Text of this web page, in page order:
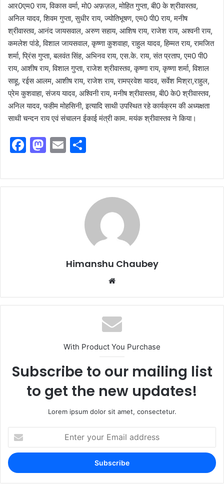
आर0एम0 राय, विकास वर्मा, मो0 अफ़ज़ल, मोहित गुप्ता, बी0 के श्रीवास्तव,
अनिल यादव, शिवम गुप्ता, सुधीर राय, ज्योतिभूषण, एम0 पी0 राय, मनीष
श्रीवास्तव, आनंद जायसवाल, अरुण सहाय, आशिष राय, राजेश राय, अश्वनी राय,
कमलेश पांडे, विशाल जायसवाल, कृष्णा कुशवाहा, राहुल यादव, हिम्मत राय, रामजित
शर्मा, प्रिंस गुप्ता, बलवंत सिंह, अभिनव राय, एस.के. राय, संत प्रताप, एम0 पी0
राय, आशीष राय, विशाल गुप्ता, राजेश श्रीवास्तव, कृष्णा राय, कृष्णा शर्मा, विशाल
साहू, रईस आलम, आशीष राय, राजेश राय, रामप्रवेश यादव, सर्वेश मिश्रा,राहुल,
प्रेम कुशवाहा, संजय यादव, अश्विनी राय, मनीष श्रीवास्तव, बी0 के0 श्रीवास्तव,
अनिल यादव, फहीम मोहसिनी, इत्यादि साथी उपस्थित रहे कार्यक्रम की अध्यक्षता
साथी चन्दन राय एवं संचालन ईकाई मंत्री काम. मयंक श्रीवास्तव ने किया।
F
c
e
M
st
o
E
ai
l
ar
e
Himanshu Chaubey
With Product You Purchase
Subscribe to our mailing list
to get the new updates!
Lorem ipsum dolor sit amet, consectetur.